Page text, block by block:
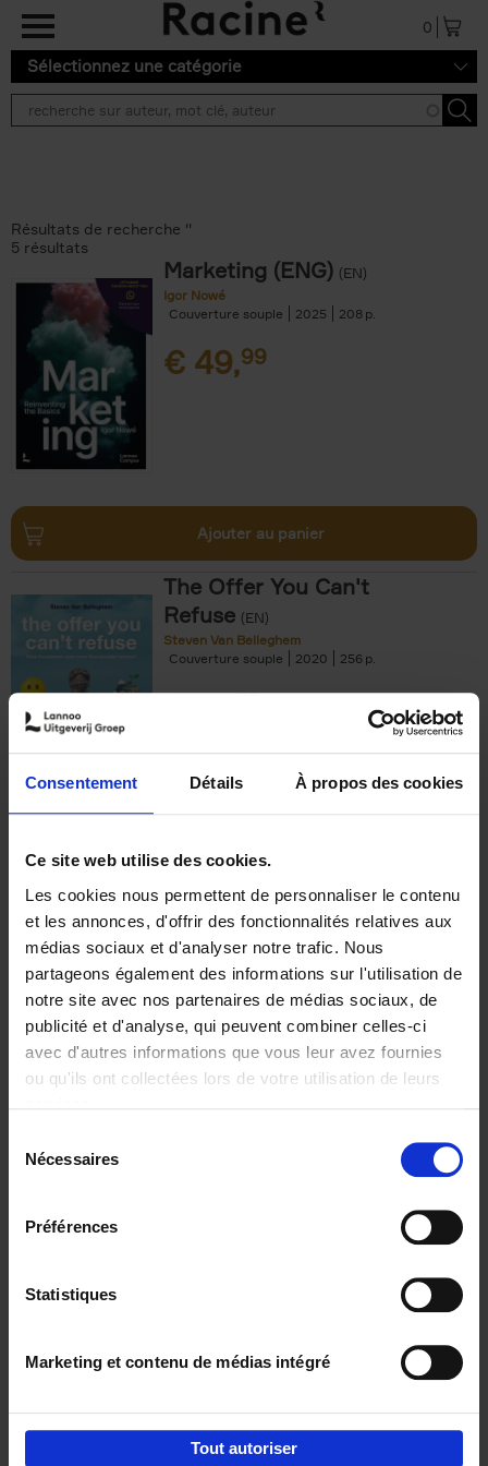
Consentement Détails À propos des cookies
Ce site web utilise des cookies.
Les cookies nous permettent de personnaliser le contenu
et les annonces, d'offrir des fonctionnalités relatives aux
médias sociaux et d'analyser notre trafic. Nous
partageons également des informations sur l'utilisation de
notre site avec nos partenaires de médias sociaux, de
publicité et d'analyse, qui peuvent combiner celles-ci
avec d'autres informations que vous leur avez fournies
ou qu'ils ont collectées lors de votre utilisation de leurs
Nécessaires
Préférences
Statistiques
Marketing et contenu de médias intégré
Tout autoriser
Aller au contenu principal
0
Sélectionnez une catégorie
Résultats de recherche ''
5 résultats
Marketing (ENG) (EN)
Igor Nowé
Couverture souple
2025 208
€ 49,99
Ajouter au panier
The Offer You Can't
Refuse (EN)
Steven Van Belleghem
Couverture souple
2020 256
€37,50
Building Bonds = Building
Business
Jochen Roef Jozefien De Feyter
Carolien Boom
Couverture souple
2025 200
€29,99
Digital marketing like a PRO -
completely revised edition (EN)